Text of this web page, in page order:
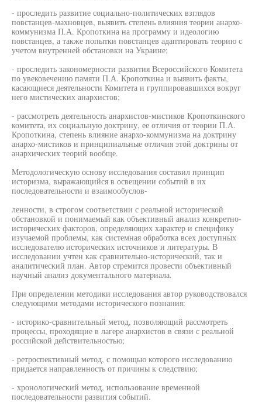
- проследить развитие социально-политических взглядов
повстанцев-махновцев, выявить степень влияния теории анархо-
коммунизма П.А. Кропоткина на программу и идеологию
повстанцев, а также попытки повстанцев адаптировать теорию с
учетом внутренней обстановки на Украине;
- проследить закономерности развития Всероссийского Комитета
по увековечению памяти П.А. Кропоткина и выявить факты,
касающиеся деятельности Комитета и группировавшихся вокруг
него мистических анархистов;
- рассмотреть деятельность анархистов-мистиков Кропоткинского
комитета, их социальную доктрину, ее отличия от теории П.А.
Кропоткина, степень влияние анархо-коммунизма на доктрину
анархо-мистиков и принципиальные отличия этой доктрины от
анархических теорий вообще.
Методологическую основу исследования составил принцип
историзма, выражающийся в освещении событий в их
последовательности и взаимообуслов-
ленности, в строгом соответствии с реальной исторической
обстановкой и понимаемый как объективный анализ конкретно-
исторических факторов, определяющих характер и специфику
изучаемой проблемы, как системная обработка всех доступных
исследователю исторических источников и литературы. В
исследовании учтен как сравнительно-исторический, так и
аналитический план. Автор стремится провести объективный
научный анализ документального материала.
При определении методики исследования автор руководствовался
следующими методами исторического познания:
- историко-сравнительный метод, позволяющий рассмотреть
процессы, проходящие в лагере анархистов в связи с реальной
российской действительностью;
- ретроспективный метод, с помощью которого исследованию
придается направленность от причины к следствию;
- хронологический метод, использование временной
последовательности развития событий.